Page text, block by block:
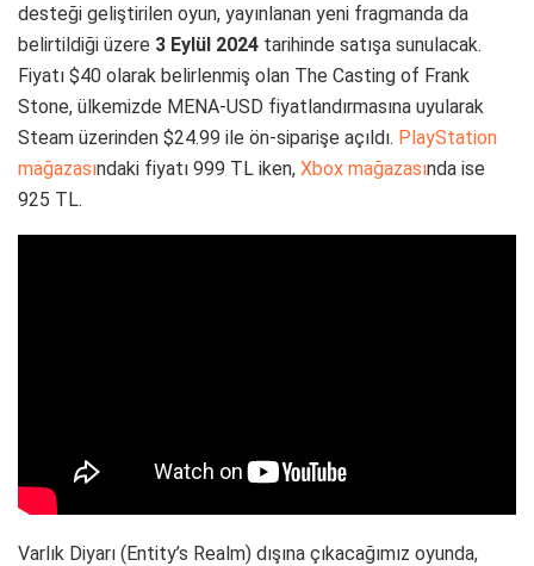
desteği geliştirilen oyun, yayınlanan yeni fragmanda da
belirtildiği üzere 3 Eylül 2024 tarihinde satışa sunulacak.
Fiyatı $40 olarak belirlenmiş olan The Casting of Frank
Stone, ülkemizde MENA-USD fiyatlandırmasına uyularak
Steam üzerinden $24.99 ile ön-siparişe açıldı. PlayStation
mağazasındaki fiyatı 999 TL iken, Xbox mağazasında ise
925 TL.
Varlık Diyarı (Entity’s Realm) dışına çıkacağımız oyunda,